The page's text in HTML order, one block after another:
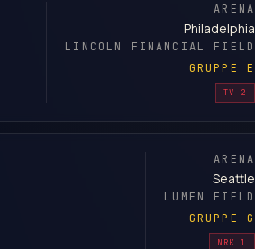
ARENA
Philadelphia
LINCOLN FINANCIAL FIELD
GRUPPE E
TV 2
ARENA
Seattle
LUMEN FIELD
GRUPPE G
NRK 1